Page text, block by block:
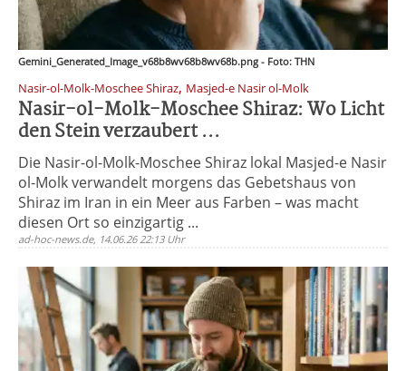
Gemini_Generated_Image_v68b8wv68b8wv68b.png - Foto: THN
Nasir-ol-Molk-Moschee Shiraz, Masjed-e Nasir ol-Molk
Nasir-ol-Molk-Moschee Shiraz: Wo Licht
den Stein verzaubert ...
Die Nasir-ol-Molk-Moschee Shiraz lokal Masjed-e Nasir
ol-Molk verwandelt morgens das Gebetshaus von
Shiraz im Iran in ein Meer aus Farben – was macht
diesen Ort so einzigartig ...
ad-hoc-news.de, 14.06.26 22:13 Uhr